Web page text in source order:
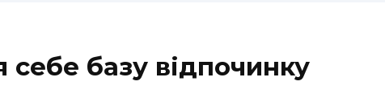
себе базу відпочинку